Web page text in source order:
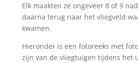
Elk maakten ze ongeveer 8 of 9
daarna terug naar het vliegveld
kwamen.
Hieronder is een fotoreeks met
zijn van de vliegtuigen tijdens het